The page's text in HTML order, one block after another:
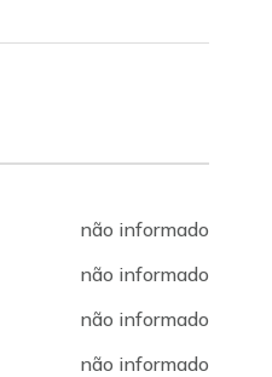
não informado
não informado
não informado
não informado